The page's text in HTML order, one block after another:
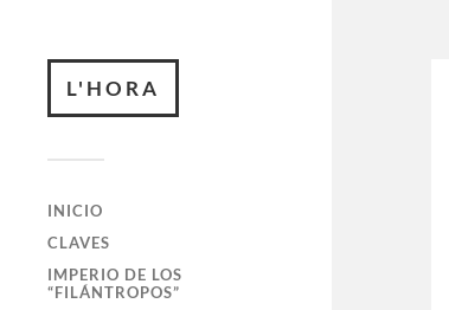
L'HORA
INICIO
CLAVES
IMPERIO DE LOS
“FILÁNTROPOS”